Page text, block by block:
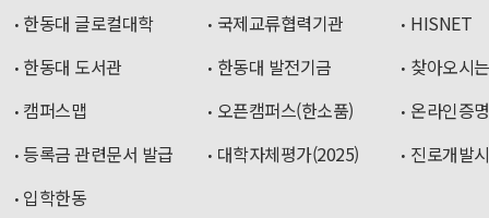
한동대 글로컬대학 국제교류협력기관
HISNET
한동대 도서관
한동대 발전기금
찾아오시
캠퍼스맵
오픈캠퍼스(한소품)
온라인증
등록금 관련문서 발급
대학자체평가(2025)
진로개발
입학한동